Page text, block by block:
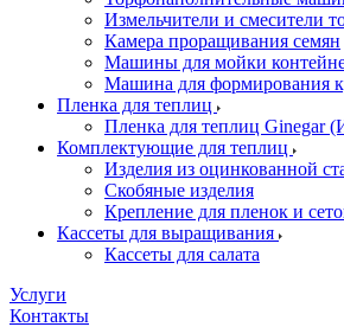
Измельчители и смесители
Камера проращивания семян
Машины для мойки
Машина для формирования
Пленка для теплиц
Пленка для теплиц Ginegar
Комплектующие для теплиц
Изделия из оцинкованной
Скобяные изделия
Крепление для пленок и
Кассеты для выращивания
Кассеты для салата
Услуги
Контакты